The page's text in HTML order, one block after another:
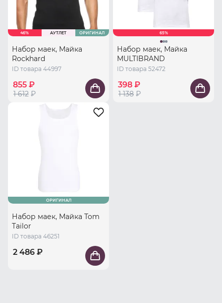
46% АУТЛЕТ ОРИГИНАЛ
Набор маек, Майка
Rockhard
ID товара 44997
855 ₽
1 612 ₽
65%
Набор маек, Майка
MULTIBRAND
ID товара 52472
398 ₽
1 138 ₽
ОРИГИНАЛ
Набор маек, Майка Tom
Tailor
ID товара 46251
2 486 ₽